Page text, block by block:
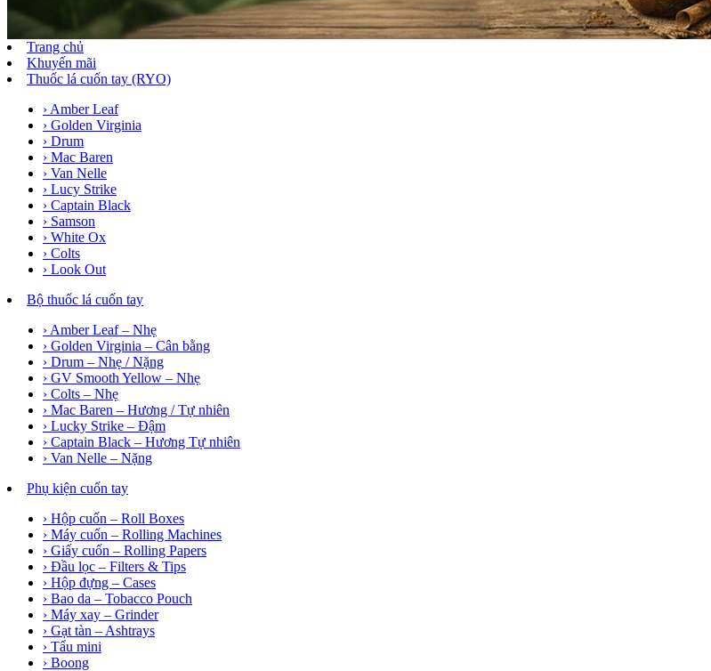
Trang chủ
Khuyến mãi
Thuốc lá cuốn tay (RYO)
› Amber Leaf
› Golden Virginia
› Drum
› Mac Baren
› Van Nelle
› Lucy Strike
› Captain Black
› Samson
› White Ox
› Colts
› Look Out
Bộ thuốc lá cuốn tay
› Amber Leaf – Nhẹ
› Golden Virginia – Cân bằng
› Drum – Nhẹ / Nặng
› GV Smooth Yellow – Nhẹ
› Colts – Nhẹ
› Mac Baren – Hương / Tự nhiên
› Lucky Strike – Đậm
› Captain Black – Hương Tự nhiên
› Van Nelle – Nặng
Phụ kiện cuốn tay
› Hộp cuốn – Roll Boxes
› Máy cuốn – Rolling Machines
› Giấy cuốn – Rolling Papers
› Đầu lọc – Filters & Tips
› Hộp đựng – Cases
› Bao da – Tobacco Pouch
› Máy xay – Grinder
› Gạt tàn – Ashtrays
› Tẩu mini
› Boong